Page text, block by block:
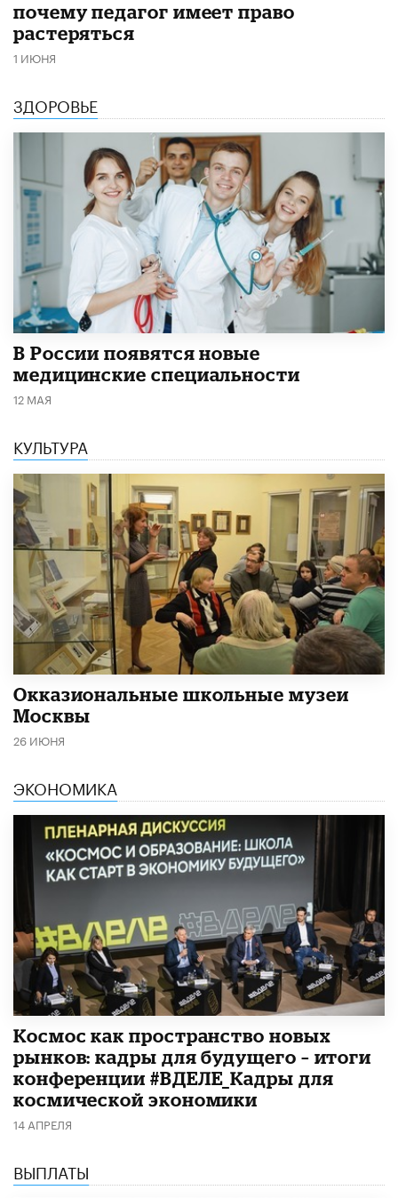
почему педагог имеет право
растеряться
1 ИЮНЯ
ЗДОРОВЬЕ
В России появятся новые
медицинские специальности
12 МАЯ
КУЛЬТУРА
​Окказиональные школьные музеи
Москвы
26 ИЮНЯ
ЭКОНОМИКА
Космос как пространство новых
рынков: кадры для будущего – итоги
конференции #ВДЕЛЕ_Кадры для
космической экономики
14 АПРЕЛЯ
ВЫПЛАТЫ